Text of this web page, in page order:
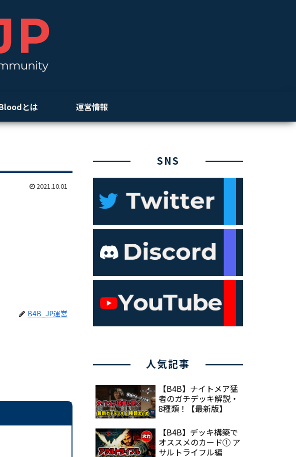
とは 運営情報
2021.10.01
B4B_JP運営
SNS
人気記事
【B4B】ナイトメア猛
者のガチデッキ解説・
8種類！【最新版】
【B4B】デッキ構築で
オススメのカード① ア
サルトライフル編